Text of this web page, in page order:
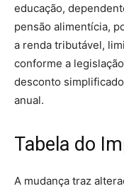
educação,
pensão alimentícia,
a renda tributável,
conforme a
desconto
anual.
Tabela do
A mudança traz